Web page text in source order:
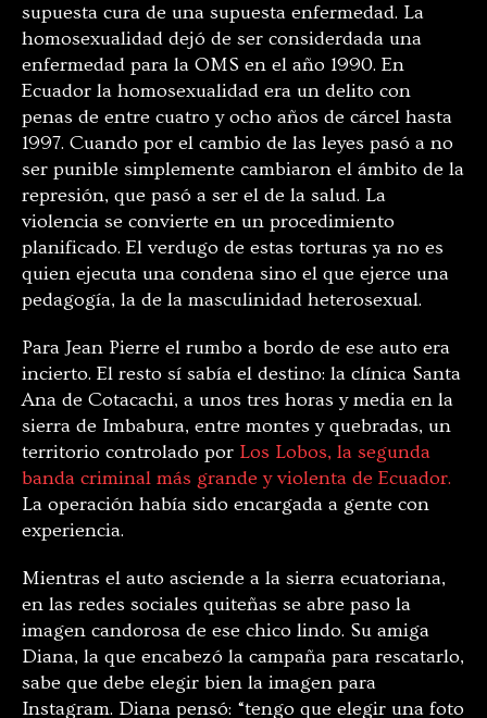
supuesta cura de una supuesta enfermedad. La
homosexualidad dejó de ser considerdada una
enfermedad para la OMS en el año 1990. En
Ecuador la homosexualidad era un delito con
penas de entre cuatro y ocho años de cárcel hasta
1997. Cuando por el cambio de las leyes pasó a no
ser punible simplemente cambiaron el ámbito de la
represión, que pasó a ser el de la salud. La
violencia se convierte en un procedimiento
planificado. El verdugo de estas torturas ya no es
quien ejecuta una condena sino el que ejerce una
pedagogía, la de la masculinidad heterosexual.
Para Jean Pierre el rumbo a bordo de ese auto era
incierto. El resto sí sabía el destino: la clínica Santa
Ana de Cotacachi, a unos tres horas y media en la
sierra de Imbabura, entre montes y quebradas, un
territorio controlado por Los Lobos, la segunda
banda criminal más grande y violenta de Ecuador.
La operación había sido encargada a gente con
experiencia.
Mientras el auto asciende a la sierra ecuatoriana,
en las redes sociales quiteñas se abre paso la
imagen candorosa de ese chico lindo. Su amiga
Diana, la que encabezó la campaña para rescatarlo,
sabe que debe elegir bien la imagen para
Instagram. Diana pensó: “tengo que elegir una foto